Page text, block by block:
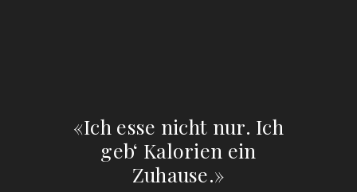
«Ich esse nicht nur. Ich
geb‘ Kalorien ein
Zuhause.»